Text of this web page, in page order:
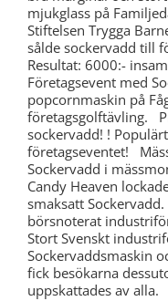
mjukglass på
Stiftelsen Trygga
sålde sockervadd till
Resultat: 6000:-
Företagsevent med
popcornmaskin på
företagsgolftävling.
sockervadd! !
företagseventet!
Sockervadd i
Candy Heaven
smaksatt
börsnoterat
Stort Svenskt
Sockervaddsmaskin
fick besökarna
uppskattades av alla.